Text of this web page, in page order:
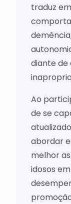
traduz
diante
Ao
de se
abordar
melhor
idosos